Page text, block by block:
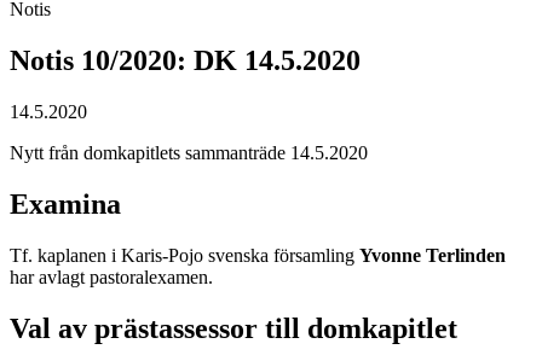
Notis
Notis 10/2020: DK 14.5.2020
14.5.2020
Nytt från domkapitlets sammanträde 14.5.2020
Examina
Tf. kaplanen i Karis-Pojo svenska församling Yvonne Terlinden
har avlagt pastoralexamen.
Val av prästassessor till domkapitlet